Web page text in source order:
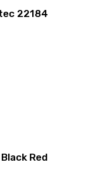
22184
Red